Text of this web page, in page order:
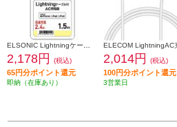
2,178円 (税込)
65円分ポイント還元
即納（在庫あり）
2,014円 (税込)
100円分ポイント還元
3営業日